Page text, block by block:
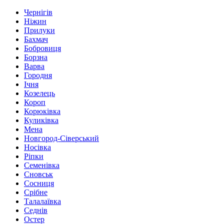
Чернігів
Ніжин
Прилуки
Бахмач
Бобровиця
Борзна
Варва
Городня
Ічня
Козелець
Короп
Корюківка
Куликівка
Мена
Новгород-Сіверський
Носівка
Ріпки
Семенівка
Сновськ
Сосниця
Срібне
Талалаївка
Седнів
Остер